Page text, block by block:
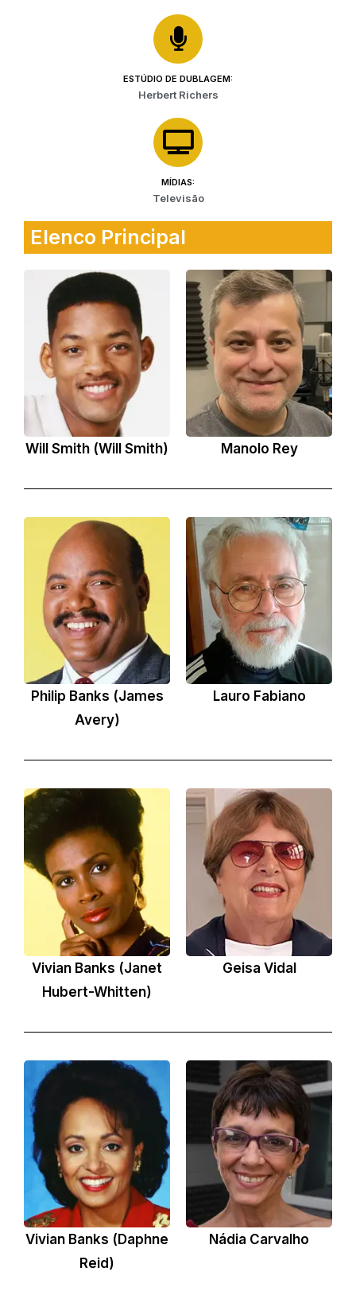
ESTÚDIO DE DUBLAGEM:
Herbert Richers
MÍDIAS:
Televisão
Elenco Principal
Will Smith (Will Smith) Manolo Rey
Philip Banks (James
Avery)
Lauro Fabiano
Vivian Banks (Janet
Hubert-Whitten)
Geisa Vidal
Vivian Banks (Daphne
Reid)
Nádia Carvalho